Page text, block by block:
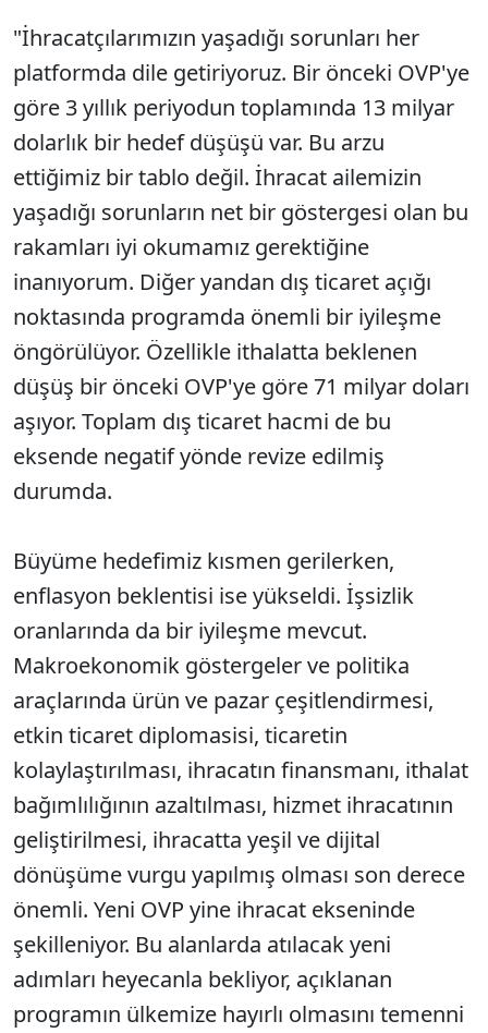
"İhracatçılarımızın yaşadığı sorunları her
platformda dile getiriyoruz. Bir önceki OVP'ye
göre 3 yıllık periyodun toplamında 13 milyar
dolarlık bir hedef düşüşü var. Bu arzu
ettiğimiz bir tablo değil. İhracat ailemizin
yaşadığı sorunların net bir göstergesi olan bu
rakamları iyi okumamız gerektiğine
inanıyorum. Diğer yandan dış ticaret açığı
noktasında programda önemli bir iyileşme
öngörülüyor. Özellikle ithalatta beklenen
düşüş bir önceki OVP'ye göre 71 milyar doları
aşıyor. Toplam dış ticaret hacmi de bu
eksende negatif yönde revize edilmiş
durumda.
Büyüme hedefimiz kısmen gerilerken,
enflasyon beklentisi ise yükseldi. İşsizlik
oranlarında da bir iyileşme mevcut.
Makroekonomik göstergeler ve politika
araçlarında ürün ve pazar çeşitlendirmesi,
etkin ticaret diplomasisi, ticaretin
kolaylaştırılması, ihracatın finansmanı, ithalat
bağımlılığının azaltılması, hizmet ihracatının
geliştirilmesi, ihracatta yeşil ve dijital
dönüşüme vurgu yapılmış olması son derece
önemli. Yeni OVP yine ihracat ekseninde
şekilleniyor. Bu alanlarda atılacak yeni
adımları heyecanla bekliyor, açıklanan
programın ülkemize hayırlı olmasını temenni